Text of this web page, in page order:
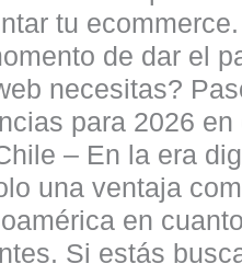
tu
de dar el
necesitas?
para 2026
– En la era
una ventaja
en
Si estás